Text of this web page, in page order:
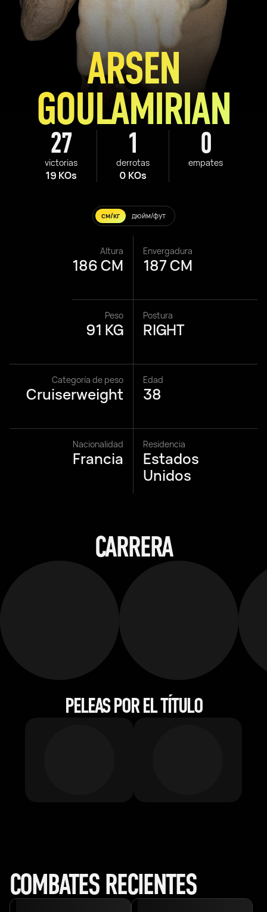
27
victorias
19 KOs
1
derrotas
0 KOs
0
empates
ARSEN
GOULAMIRIAN
см/кг дюйм/фут
Altura
186 CM
Envergadura
187 CM
Peso
91 KG
Postura
RIGHT
Categoría de peso
Cruiserweight
Edad
38
Nacionalidad
Francia
Residencia
Estados
Unidos
CARRERA
PELEAS POR EL TÍTULO
COMBATES RECIENTES